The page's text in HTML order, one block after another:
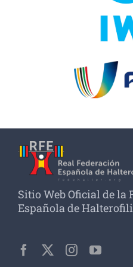
Sitio Web Oficial de la
Española de